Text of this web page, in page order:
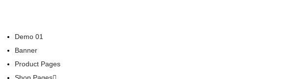
Demo 01
Banner
Product Pages